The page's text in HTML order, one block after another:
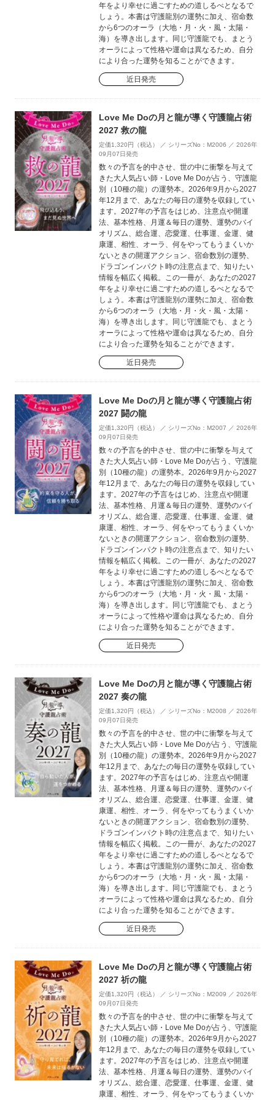
年をより幸せに過ごすための道しるべとなるで
しょう。本書は守護龍別の運勢に加え、宿命数
から6つのオーラ（大地・月・火・風・太陽・
海）を導き出します。同じ守護龍でも、まとう
オーラによって性格や運命は異なるため、自分
により合った運勢を知ることができます。
近日発売
Love Me Doの月と龍が導く守護龍占術
2027 救の龍
定価1,320円（税込） ／ シリーズNo：M2006 ／ 2026年
09月07日発売
数々の予言を的中させ、世の中に衝撃を与えて
きた大人気占い師・Love Me Doが占う、守護龍
別（10種の龍）の運勢本。2026年9月から2027
年12月まで、あなたの毎日の運勢を収録してい
ます。2027年の予言をはじめ、注意点や開運
法、基本性格、月運＆毎日の運勢、運勢のバイ
オリズム、総合運、恋愛運、仕事運、金運、健
康運、相性、オーラ、何をやってもうまくいか
ないときの開運アクション、宿命数別の運勢、
ドラゴンインパクト時の注意点まで、知りたい
情報を幅広く掲載。この一冊が、あなたの2027
年をより幸せに過ごすための道しるべとなるで
しょう。本書は守護龍別の運勢に加え、宿命数
から6つのオーラ（大地・月・火・風・太陽・
海）を導き出します。同じ守護龍でも、まとう
オーラによって性格や運命は異なるため、自分
により合った運勢を知ることができます。
近日発売
Love Me Doの月と龍が導く守護龍占術
2027 闘の龍
定価1,320円（税込） ／ シリーズNo：M2007 ／ 2026年
09月07日発売
数々の予言を的中させ、世の中に衝撃を与えて
きた大人気占い師・Love Me Doが占う、守護龍
別（10種の龍）の運勢本。2026年9月から2027
年12月まで、あなたの毎日の運勢を収録してい
ます。2027年の予言をはじめ、注意点や開運
法、基本性格、月運＆毎日の運勢、運勢のバイ
オリズム、総合運、恋愛運、仕事運、金運、健
康運、相性、オーラ、何をやってもうまくいか
ないときの開運アクション、宿命数別の運勢、
ドラゴンインパクト時の注意点まで、知りたい
情報を幅広く掲載。この一冊が、あなたの2027
年をより幸せに過ごすための道しるべとなるで
しょう。本書は守護龍別の運勢に加え、宿命数
から6つのオーラ（大地・月・火・風・太陽・
海）を導き出します。同じ守護龍でも、まとう
オーラによって性格や運命は異なるため、自分
により合った運勢を知ることができます。
近日発売
Love Me Doの月と龍が導く守護龍占術
2027 奏の龍
定価1,320円（税込） ／ シリーズNo：M2008 ／ 2026年
09月07日発売
数々の予言を的中させ、世の中に衝撃を与えて
きた大人気占い師・Love Me Doが占う、守護龍
別（10種の龍）の運勢本。2026年9月から2027
年12月まで、あなたの毎日の運勢を収録してい
ます。2027年の予言をはじめ、注意点や開運
法、基本性格、月運＆毎日の運勢、運勢のバイ
オリズム、総合運、恋愛運、仕事運、金運、健
康運、相性、オーラ、何をやってもうまくいか
ないときの開運アクション、宿命数別の運勢、
ドラゴンインパクト時の注意点まで、知りたい
情報を幅広く掲載。この一冊が、あなたの2027
年をより幸せに過ごすための道しるべとなるで
しょう。本書は守護龍別の運勢に加え、宿命数
から6つのオーラ（大地・月・火・風・太陽・
海）を導き出します。同じ守護龍でも、まとう
オーラによって性格や運命は異なるため、自分
により合った運勢を知ることができます。
近日発売
Love Me Doの月と龍が導く守護龍占術
2027 祈の龍
定価1,320円（税込） ／ シリーズNo：M2009 ／ 2026年
09月07日発売
数々の予言を的中させ、世の中に衝撃を与えて
きた大人気占い師・Love Me Doが占う、守護龍
別（10種の龍）の運勢本。2026年9月から2027
年12月まで、あなたの毎日の運勢を収録してい
ます。2027年の予言をはじめ、注意点や開運
法、基本性格、月運＆毎日の運勢、運勢のバイ
オリズム、総合運、恋愛運、仕事運、金運、健
康運、相性、オーラ、何をやってもうまくいか